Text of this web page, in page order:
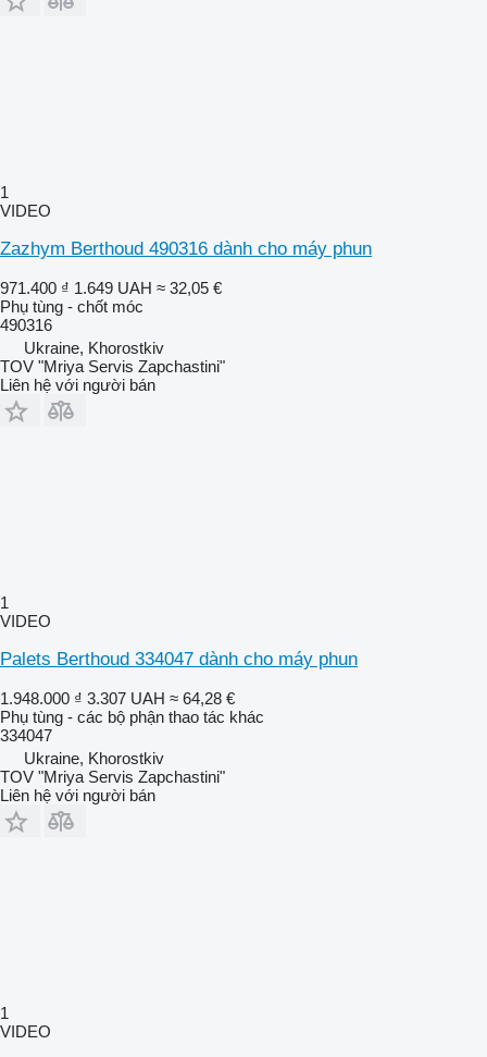
1
VIDEO
Zazhym Berthoud 490316 dành cho máy phun
971.400 ₫ 1.649 UAH ≈ 32,05 €
Phụ tùng - chốt móc
490316
Ukraine, Khorostkiv
TOV "Mriya Servis Zapchastini"
Liên hệ với người bán
1
VIDEO
Palets Berthoud 334047 dành cho máy phun
1.948.000 ₫ 3.307 UAH ≈ 64,28 €
Phụ tùng - các bộ phận thao tác khác
334047
Ukraine, Khorostkiv
TOV "Mriya Servis Zapchastini"
Liên hệ với người bán
1
VIDEO